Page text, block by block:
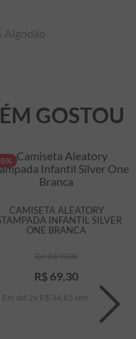
Algodão
GOSTOU
CAMISETA ALEATORY
INFANTIL SILVER
ONE BRANCA
R$99,00
R$ 69,30
Em até 2 x R$ 34 65 sem juros